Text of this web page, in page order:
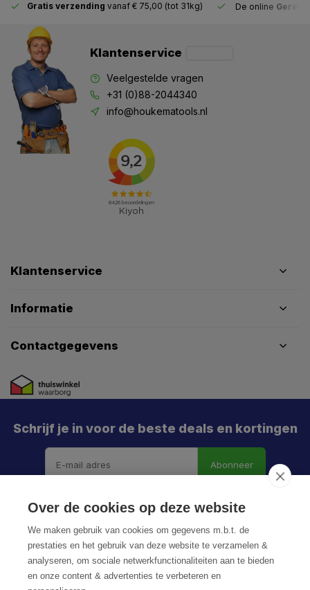
Gratis verzending vanaf € 75,00 (tot 31kg) De online
Klantenservice
Veelgestelde vragen
+31 (0)88-2044340
info@houkematools.nl
Klantenservice
Informatie
Contactgegevens
Schrijf je in voor de beste deals en kortingen
Abonneer
Over de cookies op deze website
We maken gebruik van cookies om gegevens m.b.t. de
prestaties en het gebruik van deze website te verzamelen &
analyseren, om sociale netwerkfunctionaliteiten aan te bieden
en onze content & advertenties te verbeteren en